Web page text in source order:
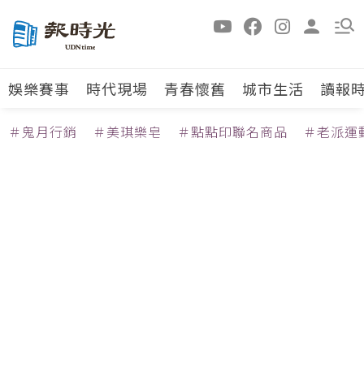
娛樂賽事 時代現場 青春懷舊 城市生活 讀報
＃鬼月行銷 ＃美琪樂皂 ＃點點印聯名商品 ＃老派運